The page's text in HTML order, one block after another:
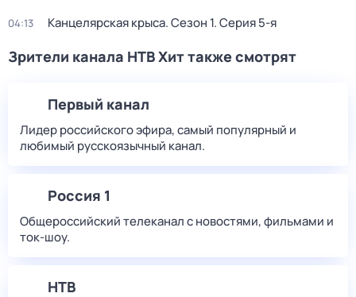
04:13 Канцелярская крыса. Сезон 1. Серия 5-я
Зрители канала НТВ Хит также смотрят
Первый канал
Лидер российского эфира, самый популярный и
любимый русскоязычный канал.
Россия 1
Общероссийский телеканал с новостями, фильмами и
ток-шоу.
НТВ